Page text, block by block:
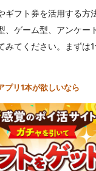
ギフト券を活用する方
ゲーム型、アンケー
みてください。まずは
プリ1本が欲しいなら